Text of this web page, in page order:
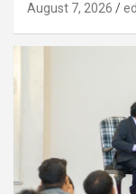
August 7, 2026